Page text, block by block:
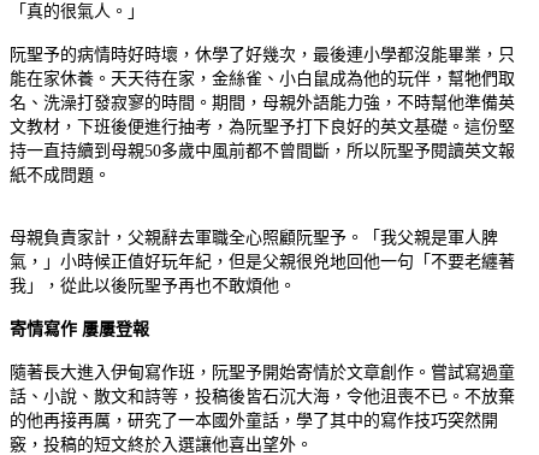
「真的很氣人。」
阮聖予的病情時好時壞，休學了好幾次，最後連小學都沒能畢業，只
能在家休養。天天待在家，金絲雀、小白鼠成為他的玩伴，幫牠們取
名、洗澡打發寂寥的時間。期間，母親外語能力強，不時幫他準備英
文教材，下班後便進行抽考，為阮聖予打下良好的英文基礎。這份堅
持一直持續到母親50多歲中風前都不曾間斷，所以阮聖予閱讀英文報
紙不成問題。
母親負責家計，父親辭去軍職全心照顧阮聖予。「我父親是軍人脾
氣，」小時候正值好玩年紀，但是父親很兇地回他一句「不要老纏著
我」，從此以後阮聖予再也不敢煩他。
寄情寫作 屢屢登報
隨著長大進入伊甸寫作班，阮聖予開始寄情於文章創作。嘗試寫過童
話、小說、散文和詩等，投稿後皆石沉大海，令他沮喪不已。不放棄
的他再接再厲，研究了一本國外童話，學了其中的寫作技巧突然開
竅，投稿的短文終於入選讓他喜出望外。